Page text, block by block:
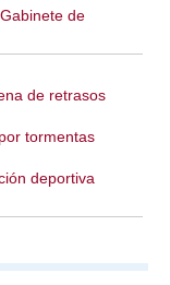
de
de retrasos
tormentas
deportiva